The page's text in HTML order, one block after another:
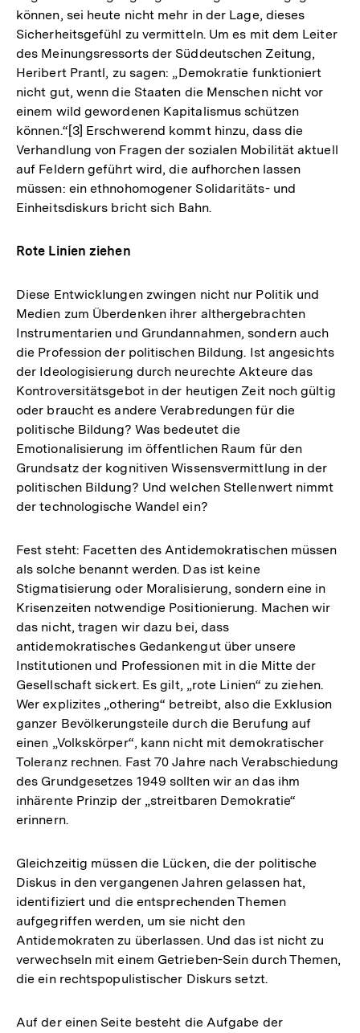
können, sei heute nicht mehr in der Lage, dieses
Sicherheitsgefühl zu vermitteln. Um es mit dem Leiter
des Meinungsressorts der Süddeutschen Zeitung,
Heribert Prantl, zu sagen: „Demokratie funktioniert
nicht gut, wenn die Staaten die Menschen nicht vor
einem wild gewordenen Kapitalismus schützen
können.“[3] Erschwerend kommt hinzu, dass die
Verhandlung von Fragen der sozialen Mobilität aktuell
auf Feldern geführt wird, die aufhorchen lassen
müssen: ein ethnohomogener Solidaritäts- und
Einheitsdiskurs bricht sich Bahn.
Rote Linien ziehen
Diese Entwicklungen zwingen nicht nur Politik und
Medien zum Überdenken ihrer althergebrachten
Instrumentarien und Grundannahmen, sondern auch
die Profession der politischen Bildung. Ist angesichts
der Ideologisierung durch neurechte Akteure das
Kontroversitätsgebot in der heutigen Zeit noch gültig
oder braucht es andere Verabredungen für die
politische Bildung? Was bedeutet die
Emotionalisierung im öffentlichen Raum für den
Grundsatz der kognitiven Wissensvermittlung in der
politischen Bildung? Und welchen Stellenwert nimmt
der technologische Wandel ein?
Fest steht: Facetten des Antidemokratischen müssen
als solche benannt werden. Das ist keine
Stigmatisierung oder Moralisierung, sondern eine in
Krisenzeiten notwendige Positionierung. Machen wir
das nicht, tragen wir dazu bei, dass
antidemokratisches Gedankengut über unsere
Institutionen und Professionen mit in die Mitte der
Gesellschaft sickert. Es gilt, „rote Linien“ zu ziehen.
Wer explizites „othering“ betreibt, also die Exklusion
ganzer Bevölkerungsteile durch die Berufung auf
einen „Volkskörper“, kann nicht mit demokratischer
Toleranz rechnen. Fast 70 Jahre nach Verabschiedung
des Grundgesetzes 1949 sollten wir an das ihm
inhärente Prinzip der „streitbaren Demokratie“
erinnern.
Gleichzeitig müssen die Lücken, die der politische
Diskus in den vergangenen Jahren gelassen hat,
identifiziert und die entsprechenden Themen
aufgegriffen werden, um sie nicht den
Antidemokraten zu überlassen. Und das ist nicht zu
verwechseln mit einem Getrieben-Sein durch Themen,
die ein rechtspopulistischer Diskurs setzt.
Auf der einen Seite besteht die Aufgabe der